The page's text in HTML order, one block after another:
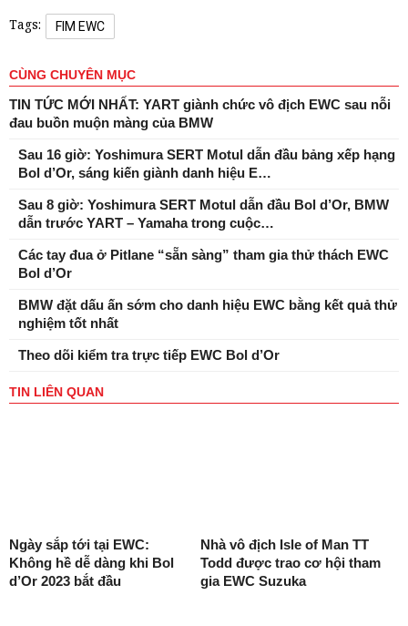
Tags: FIM EWC
CÙNG CHUYÊN MỤC
TIN TỨC MỚI NHẤT: YART giành chức vô địch EWC sau nỗi
đau buồn muộn màng của BMW
Sau 16 giờ: Yoshimura SERT Motul dẫn đầu bảng xếp hạng
Bol d’Or, sáng kiến ​​giành danh hiệu E…
Sau 8 giờ: Yoshimura SERT Motul dẫn đầu Bol d’Or, BMW
dẫn trước YART – Yamaha trong cuộc…
Các tay đua ở Pitlane “sẵn sàng” tham gia thử thách EWC
Bol d’Or
BMW đặt dấu ấn sớm cho danh hiệu EWC bằng kết quả thử
nghiệm tốt nhất
Theo dõi kiểm tra trực tiếp EWC Bol d’Or
TIN LIÊN QUAN
Ngày sắp tới tại EWC:
Không hề dễ dàng khi Bol
d’Or 2023 bắt đầu
Nhà vô địch Isle of Man TT
Todd được trao cơ hội tham
gia EWC Suzuka